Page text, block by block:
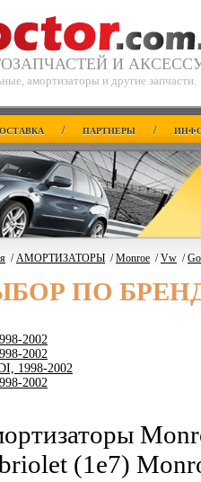
И
амортизаторы и другие запчасти.
/ ПАРТНЕРЫ /
/АМОРТИЗАТОРЫ /Monroe /Vw /
ПО
2002
2002
1998-2002
2002
(1e7)